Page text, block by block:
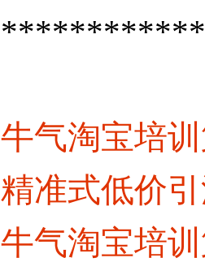
牛气淘宝培
精准式低价
牛气淘宝培